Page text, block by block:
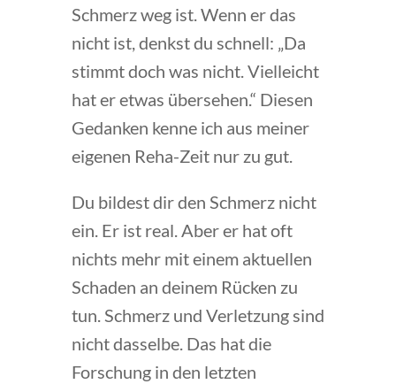
Schmerz weg ist. Wenn er das
nicht ist, denkst du schnell: „Da
stimmt doch was nicht. Vielleicht
hat er etwas übersehen.“ Diesen
Gedanken kenne ich aus meiner
eigenen Reha-Zeit nur zu gut.
Du bildest dir den Schmerz nicht
ein. Er ist real. Aber er hat oft
nichts mehr mit einem aktuellen
Schaden an deinem Rücken zu
tun. Schmerz und Verletzung sind
nicht dasselbe. Das hat die
Forschung in den letzten